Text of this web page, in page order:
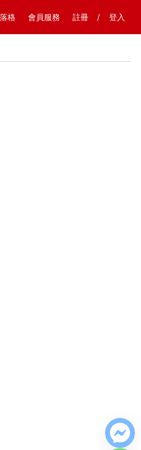
格 會員服務 註冊 / 登入